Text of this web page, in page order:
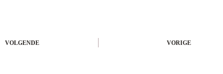
VORIGE
VOLGENDE